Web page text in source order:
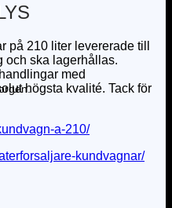
på 210 liter levererade till
och ska lagerhållas.
med
högsta kvalité. Tack för
a-210/
kundvagnar/